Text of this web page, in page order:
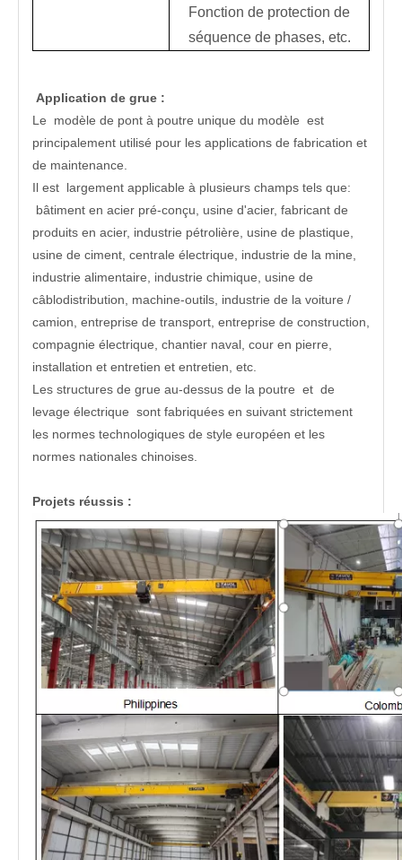
Fonction de protection de
séquence de phases, etc.
Application de grue :
Le modèle de pont à poutre unique du modèle est
principalement utilisé pour les applications de fabrication et
de maintenance.
Il est largement applicable à plusieurs champs tels que:
bâtiment en acier pré-conçu, usine d'acier, fabricant de
produits en acier, industrie pétrolière, usine de plastique,
usine de ciment, centrale électrique, industrie de la mine,
industrie alimentaire, industrie chimique, usine de
câblodistribution, machine-outils, industrie de la voiture /
camion, entreprise de transport, entreprise de construction,
compagnie électrique, chantier naval, cour en pierre,
installation et entretien et entretien, etc.
Les structures de grue au-dessus de la poutre et de
levage électrique sont fabriquées en suivant strictement
les normes technologiques de style européen et les
normes nationales chinoises.
Projets réussis :